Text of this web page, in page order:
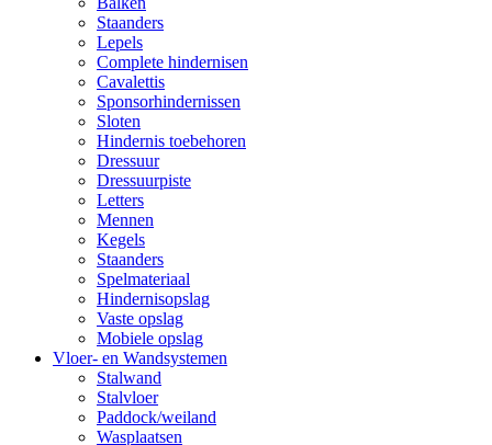
Staanders
Lepels
Complete hindernisen
Cavalettis
Sponsorhindernissen
Sloten
Hindernis toebehoren
Dressuur
Dressuurpiste
Letters
Mennen
Kegels
Staanders
Spelmateriaal
Hindernisopslag
Vaste opslag
Mobiele opslag
Vloer- en Wandsystemen
Stalwand
Stalvloer
Paddock/weiland
Wasplaatsen